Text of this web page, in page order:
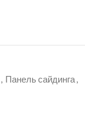
, Панель сайдинга,